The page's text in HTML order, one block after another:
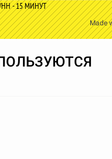
- 15 МИНУТ
Made